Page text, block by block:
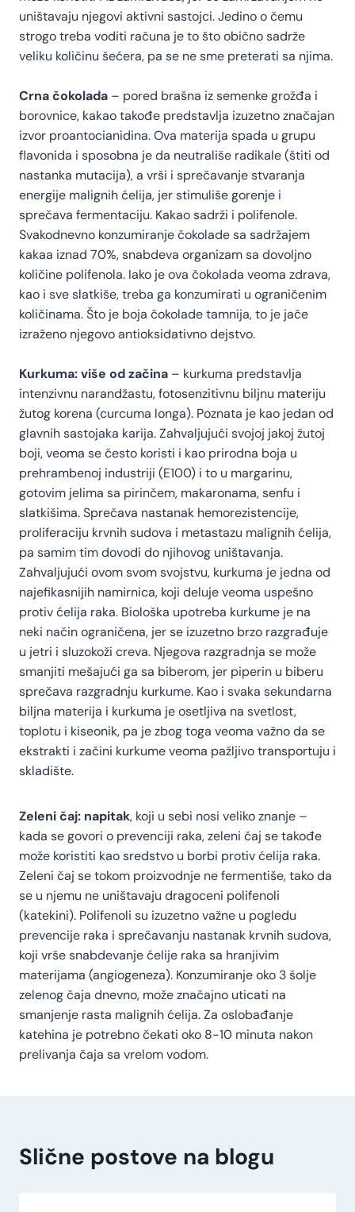
uništavaju njegovi aktivni sastojci. Jedino o čemu
strogo treba voditi računa je to što obično sadrže
veliku količinu šećera, pa se ne sme preterati sa njima.
Crna čokolada – pored brašna iz semenke grožđa i
borovnice, kakao takođe predstavlja izuzetno značajan
izvor proantocianidina. Ova materija spada u grupu
flavonida i sposobna je da neutrališe radikale (štiti od
nastanka mutacija), a vrši i sprečavanje stvaranja
energije malignih ćelija, jer stimuliše gorenje i
sprečava fermentaciju. Kakao sadrži i polifenole.
Svakodnevno konzumiranje čokolade sa sadržajem
kakaa iznad 70%, snabdeva organizam sa dovoljno
količine polifenola. Iako je ova čokolada veoma zdrava,
kao i sve slatkiše, treba ga konzumirati u ograničenim
količinama. Što je boja čokolade tamnija, to je jače
izraženo njegovo antioksidativno dejstvo.
Kurkuma: više od začina – kurkuma predstavlja
intenzivnu narandžastu, fotosenzitivnu biljnu materiju
žutog korena (curcuma longa). Poznata je kao jedan od
glavnih sastojaka karija. Zahvaljujući svojoj jakoj žutoj
boji, veoma se često koristi i kao prirodna boja u
prehrambenoj industriji (E100) i to u margarinu,
gotovim jelima sa pirinčem, makaronama, senfu i
slatkišima. Sprečava nastanak hemorezistencije,
proliferaciju krvnih sudova i metastazu malignih ćelija,
pa samim tim dovodi do njihovog uništavanja.
Zahvaljujući ovom svom svojstvu, kurkuma je jedna od
najefikasnijih namirnica, koji deluje veoma uspešno
protiv ćelija raka. Biološka upotreba kurkume je na
neki način ograničena, jer se izuzetno brzo razgrađuje
u jetri i sluzokoži creva. Njegova razgradnja se može
smanjiti mešajući ga sa biberom, jer piperin u biberu
sprečava razgradnju kurkume. Kao i svaka sekundarna
biljna materija i kurkuma je osetljiva na svetlost,
toplotu i kiseonik, pa je zbog toga veoma važno da se
ekstrakti i začini kurkume veoma pažljivo transportuju i
skladište.
Zeleni čaj: napitak, koji u sebi nosi veliko znanje –
kada se govori o prevenciji raka, zeleni čaj se takođe
može koristiti kao sredstvo u borbi protiv ćelija raka.
Zeleni čaj se tokom proizvodnje ne fermentiše, tako da
se u njemu ne uništavaju dragoceni polifenoli
(katekini). Polifenoli su izuzetno važne u pogledu
prevencije raka i sprečavanju nastanak krvnih sudova,
koji vrše snabdevanje ćelije raka sa hranjivim
materijama (angiogeneza). Konzumiranje oko 3 šolje
zelenog čaja dnevno, može značajno uticati na
smanjenje rasta malignih ćelija. Za oslobađanje
katehina je potrebno čekati oko 8-10 minuta nakon
prelivanja čaja sa vrelom vodom.
Slične postove na blogu